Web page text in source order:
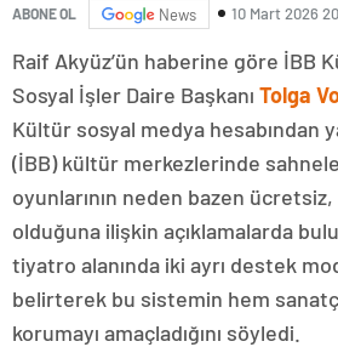
ABONE OL News 10 Mart 2026
Raif Akyüz’ün haberine göre İBB
Sosyal İşler Daire Başkanı Tolga
Kültür sosyal medya hesabından
(İBB) kültür merkezlerinde
oyunlarının neden bazen
olduğuna ilişkin açıklamalarda
tiyatro alanında iki ayrı destek
belirterek bu sistemin hem
korumayı amaçladığını söyledi.